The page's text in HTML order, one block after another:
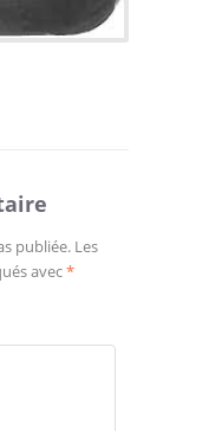
publiée. Les
avec*